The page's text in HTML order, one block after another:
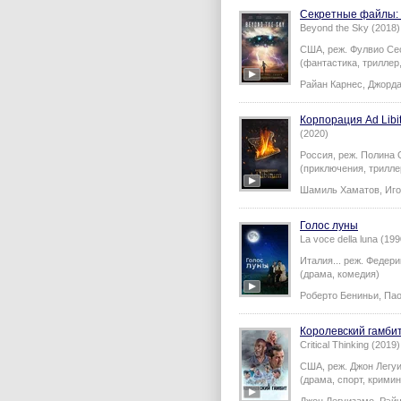
Секретные файлы:
Beyond the Sky (2018)
США, реж. Фулвио
(фантастика,
Райан Карнес
Корпорация Ad
(2020)
Россия, реж. Полина
(приключения,
Шамиль Хаматов
Голос луны
La voce della luna
Италия... реж.
(драма, комедия)
Роберто Бениньи
Королевский
Critical Thinking (2019)
США, реж. Джон
(драма, спорт,